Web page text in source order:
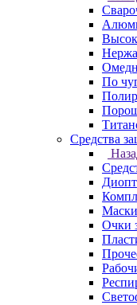
По
Средства
Маски
Очки